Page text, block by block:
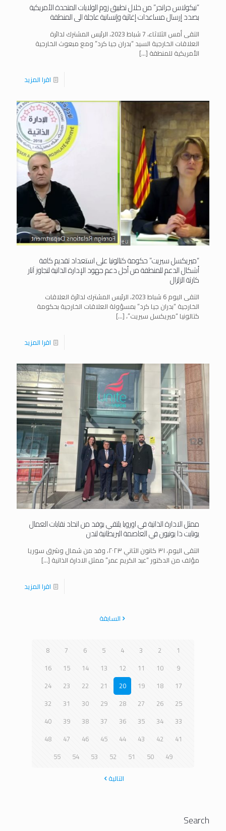
“نيكولاس جرانجر” من خلال تطبيق زوم الولايات المتحدة الأمريكية
بصدد إرسال مساعدات إغاثية وإنسانية عاجلة الى المنطقة
التقى أمس الثلاثاء، 7 شباط 2023، الرئيس المشترك لدائرة
العلاقات الخارجية السيد “بدران جيا كرد” ومع مبعوث الخارجية
الأمريكية للمنطقة […]
اقرا المزيد
“ميريكسل سيريت” حكومة كتالونيا على استعداد تقديم كافة
أشكال الدعم للمنطقة من أجل دعم جهود الإدارة الذاتية لتجاوز آثار
كارثة الزلزال
التقى اليوم 6 شباط 2023، الرئيس المشترك لدائرة العلاقات
الخارجية “بدران جيا كرد” بمسؤولة العلاقات الخارجية بحكومة
كتالونيا “ميريكسل سيريت”،[…]
اقرا المزيد
ممثل الادارة الذاتية في اوروبا يلتقي بوفد من اتحاد نقابات العمال
يونايت ذا يونيون في العاصمة البريطانية لندن
التقى اليوم، ٣١ كانون الثاني ٢٠٢٣، وفد من شمال وشرق سوريا
مؤلف من الدكتور “عبد الكريم عمر” ممثل الادارة الذاتية […]
اقرا المزيد
السابقة
1
2
3
4
5
6
7
8
9
10
11
12
13
14
15
16
17
18
19
20
21
22
23
24
25
26
27
28
29
30
31
32
33
34
35
36
37
38
39
40
41
42
43
44
45
46
47
48
49
50
51
52
53
54
55
التالية
Search